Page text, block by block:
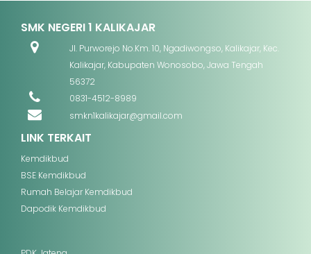
SMK NEGERI 1 KALIKAJAR
Jl. Purworejo No.Km. 10, Ngadiwongso, Kalikajar, Kec.
Kalikajar, Kabupaten Wonosobo, Jawa Tengah
56372
0831-4512-8989
smkn1kalikajar@gmail.com
LINK TERKAIT
Kemdikbud
BSE Kemdikbud
Rumah Belajar Kemdikbud
Dapodik Kemdikbud